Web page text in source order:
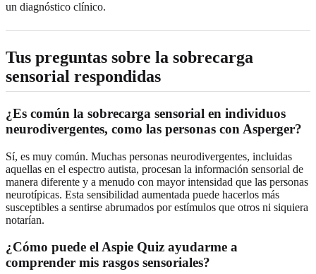
un diagnóstico clínico.
Tus preguntas sobre la sobrecarga
sensorial respondidas
¿Es común la sobrecarga sensorial en individuos
neurodivergentes, como las personas con Asperger?
Sí, es muy común. Muchas personas neurodivergentes, incluidas
aquellas en el espectro autista, procesan la información sensorial de
manera diferente y a menudo con mayor intensidad que las personas
neurotípicas. Esta sensibilidad aumentada puede hacerlos más
susceptibles a sentirse abrumados por estímulos que otros ni siquiera
notarían.
¿Cómo puede el Aspie Quiz ayudarme a
comprender mis rasgos sensoriales?